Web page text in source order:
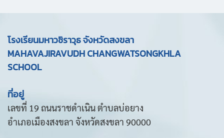
โรงเรียนมหาวชิราวุธ จังหวัดสงขลา
MAHAVAJIRAVUDH CHANGWATSONGKHLA
SCHOOL
ที่อยู่
เลขที่ 19 ถนนราชดำเนิน ตำบลบ่อยาง
อำเภอเมืองสงขลา จังหวัดสงขลา 90000